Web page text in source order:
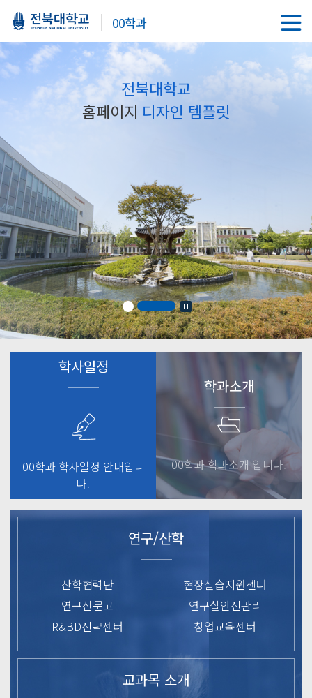
00학과
전북대학교
홈페이지 디자인 템플릿
학사일정
00학과 학사일정 안내입니
다.
학과소개
00학과 학과소개 입니다.
연구/산학
산학협력단
현장실습지원센터
연구신문고
연구실안전관리
R&BD전략센터
창업교육센터
교과목 소개